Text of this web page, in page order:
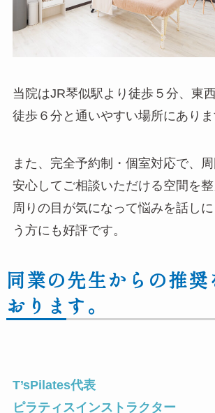
当院はJR琴似駅より徒歩５分、東
徒歩６分と通いやすい場所にありま
また、完全予約制・個室対応で、
安心してご相談いただける空間を整
周りの目が気になって悩みを話し
う方にも好評です。
同業の先生からの推奨
おります。
T’sPilates代表
ピラティスインストラクター